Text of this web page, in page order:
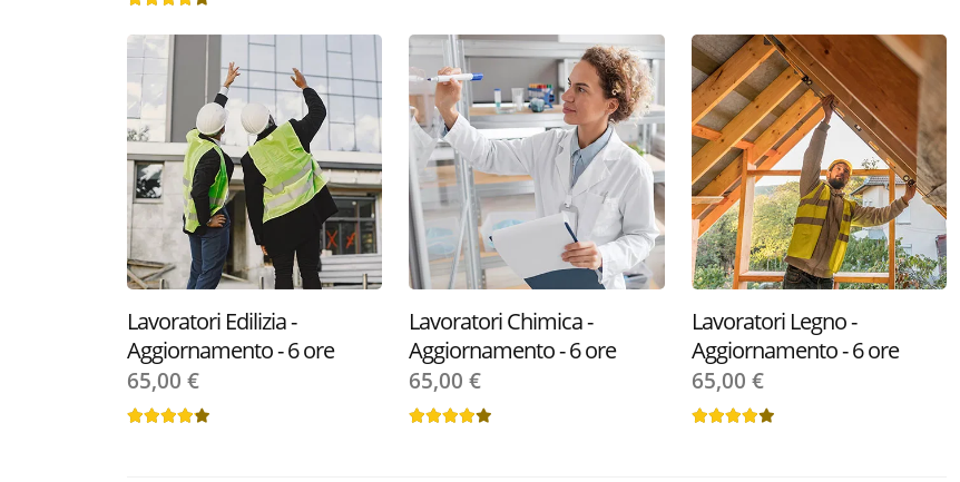
Lavoratori Edilizia -
Aggiornamento - 6 ore
65,00 €
Lavoratori Chimica -
Aggiornamento - 6 ore
65,00 €
Lavoratori Legno -
Aggiornamento - 6 ore
65,00 €